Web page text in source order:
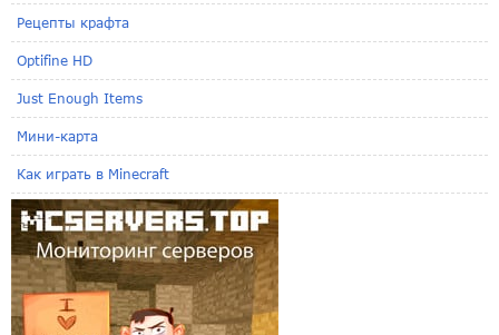
Рецепты крафта
Optifine HD
Just Enough Items
Мини-карта
Как играть в Minecraft